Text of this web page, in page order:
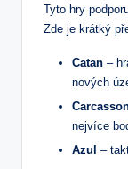
Tyto hry
Zde je krátký
Catan –
nových
nejvíce
Azul –